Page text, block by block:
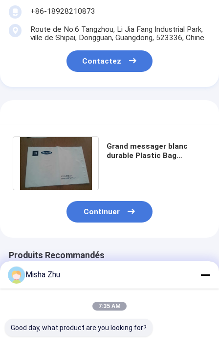
+86-18928210873
Route de No.6 Tangzhou, Li Jia Fang Industrial Park,
ville de Shipai, Dongguan, Guangdong, 523336, Chine
Contactez
Grand messager blanc
durable Plastic Bag
Continuer
Produits Recommandés
Misha Zhu
7:35 AM
Good day, what product are you looking for?